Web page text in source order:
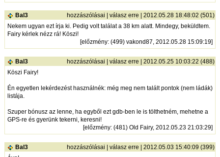
Bal3 hozzászólásai |válasz erre | 2012.05.28 18:48:02 (501)
Nekem ugyan ezt írja ki. Pedig volt találat a 38 km alatt. Mindegy, beküldtem.
Fairy kérlek nézz rá! Köszi!
[előzmény: (499) vakond87, 2012.05.28 15:09:19]
Bal3 hozzászólásai |válasz erre | 2012.05.25 10:03:22 (488)
Köszi Fairy!
Én egyetlen lekérdezést használnék: még meg nem talált pontok (nem ládák)
listája.
Szuper bónusz az lenne, ha egyből ezt gdb-ben le is tölthetném, mehetne a
GPS-re és gyerünk tekerni, keresni!
[előzmény: (481) Old Fairy, 2012.05.23 21:03:29]
Bal3 hozzászólásai |válasz erre | 2012.05.03 15:40:09 (399)